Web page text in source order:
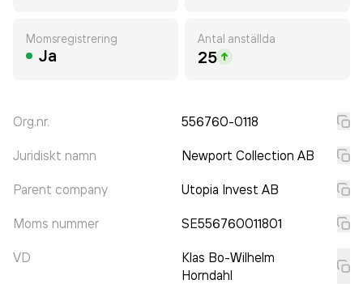
Momsregistrering
Ja
Antal anställda
25
Org.nr. 556760-0118
Juridiskt namn Newport Collection AB
Parent company Utopia Invest AB
Moms nummer SE556760011801
VD
Klas Bo-Wilhelm
Horndahl